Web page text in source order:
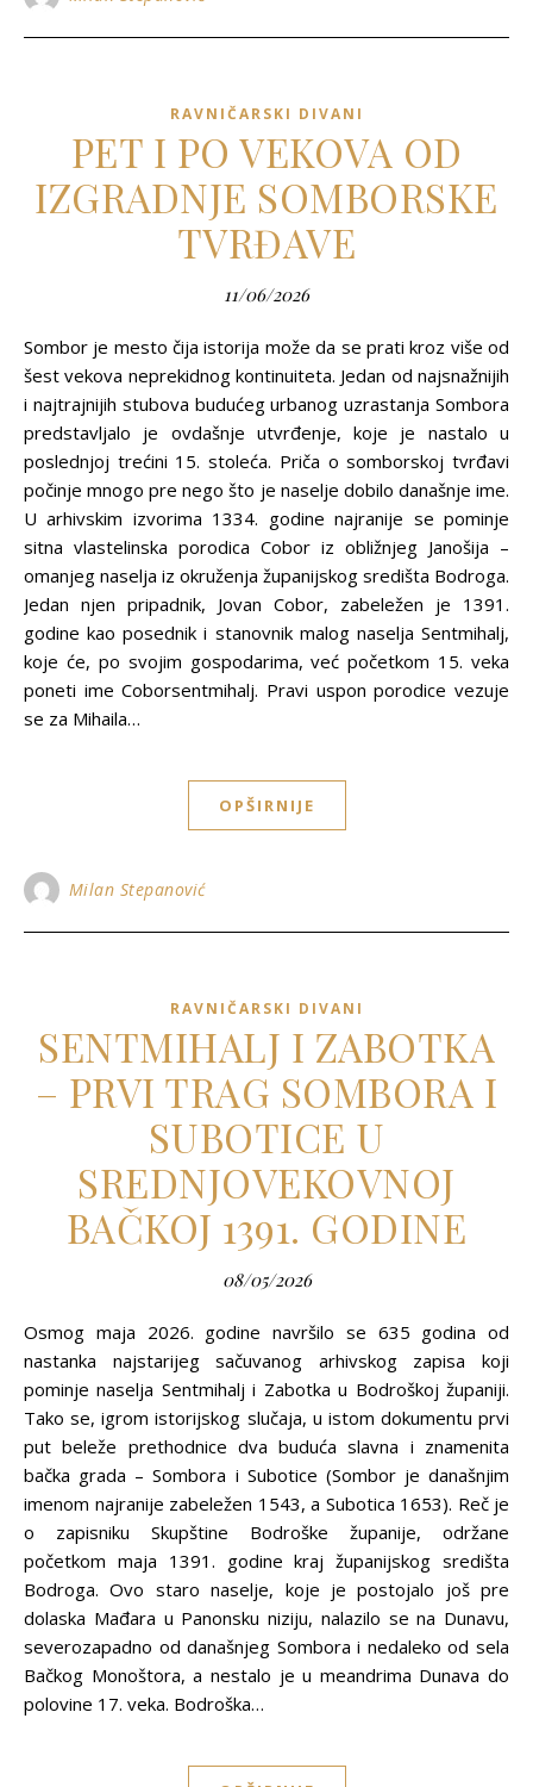
RAVNIČARSKI DIVANI
PET I PO VEKOVA OD
IZGRADNJE SOMBORSKE
TVRĐAVE
11/06/2026
Sombor je mesto čija istorija može da se prati kroz više od
šest vekova neprekidnog kontinuiteta. Jedan od najsnažnijih
i najtrajnijih stubova budućeg urbanog uzrastanja Sombora
predstavljalo je ovdašnje utvrđenje, koje je nastalo u
poslednjoj trećini 15. stoleća. Priča o somborskoj tvrđavi
počinje mnogo pre nego što je naselje dobilo današnje ime.
U arhivskim izvorima 1334. godine najranije se pominje
sitna vlastelinska porodica Cobor iz obližnjeg Janošija –
omanjeg naselja iz okruženja županijskog središta Bodroga.
Jedan njen pripadnik, Jovan Cobor, zabeležen je 1391.
godine kao posednik i stanovnik malog naselja Sentmihalj,
koje će, po svojim gospodarima, već početkom 15. veka
poneti ime Coborsentmihalj. Pravi uspon porodice vezuje
se za Mihaila…
OPŠIRNIJE
Milan Stepanović
RAVNIČARSKI DIVANI
SENTMIHALJ I ZABOTKA
– PRVI TRAG SOMBORA I
SUBOTICE U
SREDNJOVEKOVNOJ
BAČKOJ 1391. GODINE
08/05/2026
Osmog maja 2026. godine navršilo se 635 godina od
nastanka najstarijeg sačuvanog arhivskog zapisa koji
pominje naselja Sentmihalj i Zabotka u Bodroškoj županiji.
Tako se, igrom istorijskog slučaja, u istom dokumentu prvi
put beleže prethodnice dva buduća slavna i znamenita
bačka grada – Sombora i Subotice (Sombor je današnjim
imenom najranije zabeležen 1543, a Subotica 1653). Reč je
o zapisniku Skupštine Bodroške županije, održane
početkom maja 1391. godine kraj županijskog središta
Bodroga. Ovo staro naselje, koje je postojalo još pre
dolaska Mađara u Panonsku niziju, nalazilo se na Dunavu,
severozapadno od današnjeg Sombora i nedaleko od sela
Bačkog Monoštora, a nestalo je u meandrima Dunava do
polovine 17. veka. Bodroška…